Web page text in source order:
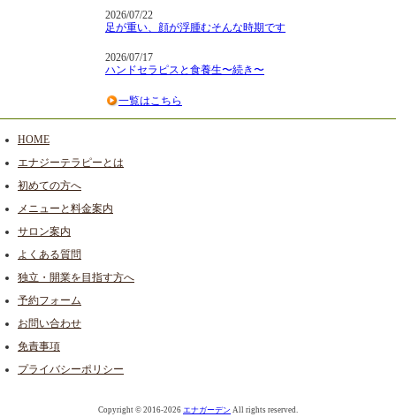
2026/07/22
足が重い、顔が浮腫むそんな時期です
2026/07/17
ハンドセラピスと食養生〜続き〜
一覧はこちら
HOME
エナジーテラピーとは
初めての方へ
メニューと料金案内
サロン案内
よくある質問
独立・開業を目指す方へ
予約フォーム
お問い合わせ
免責事項
プライバシーポリシー
Copyright © 2016-2026 エナガーデン All rights reserved.